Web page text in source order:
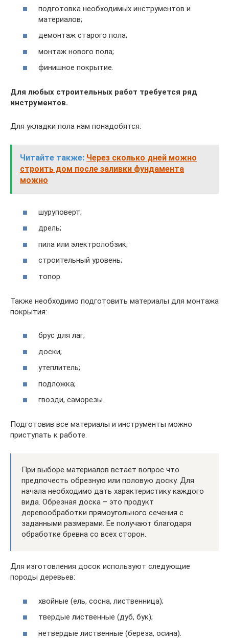
подготовка необходимых инструментов и
материалов;
демонтаж старого пола;
монтаж нового пола;
финишное покрытие.
Для любых строительных работ требуется ряд
инструментов.
Для укладки пола нам понадобятся:
Читайте также: Через сколько дней можно
строить дом после заливки фундамента
можно
шуруповерт;
дрель;
пила или электролобзик;
строительный уровень;
топор.
Также необходимо подготовить материалы для монтажа
покрытия:
брус для лаг;
доски;
утеплитель;
подложка;
гвозди, саморезы.
Подготовив все материалы и инструменты можно
приступать к работе.
При выборе материалов встает вопрос что
предпочесть обрезную или половую доску. Для
начала необходимо дать характеристику каждого
вида. Обрезная доска – это продукт
деревообработки прямоугольного сечения с
заданными размерами. Ее получают благодаря
обработке бревна со всех сторон.
Для изготовления досок используют следующие
породы деревьев:
хвойные (ель, сосна, лиственница);
твердые лиственные (дуб, бук);
нетвердые лиственные (береза, осина).